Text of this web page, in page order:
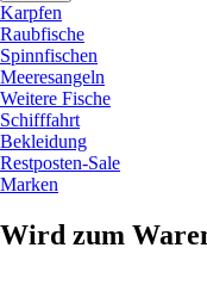
Karpfen
Raubfische
Spinnfischen
Meeresangeln
Weitere Fische
Schifffahrt
Bekleidung
Restposten-Sale
Marken
Wird zum